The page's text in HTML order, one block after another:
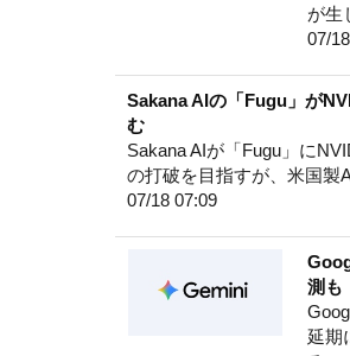
が生
07/
Sakana AIの「Fugu」が
む
Sakana AIが「Fugu」に
の打破を目指すが、米国製
07/18 07:09
測も
延期